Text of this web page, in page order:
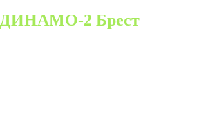
ДИНАМО-2 Брест